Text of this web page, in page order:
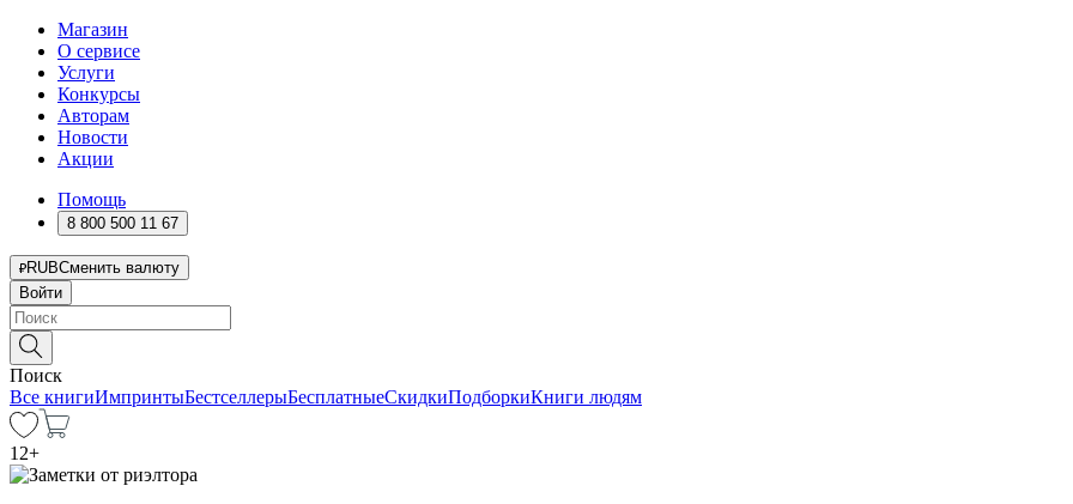
Магазин
О сервисе
Услуги
Конкурсы
Авторам
Новости
Акции
Помощь
8 800 500 11 67
RUBСменить валюту
Войти
Поиск
Все книгиИмпринтыБестселлерыБесплатныеСкидкиПодборкиКниги людям
12+